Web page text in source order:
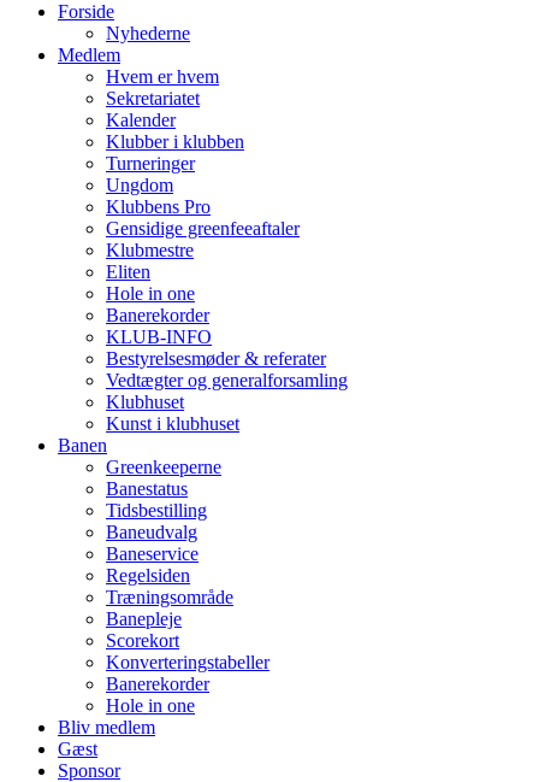
Forside
Nyhederne
Medlem
Hvem er hvem
Sekretariatet
Kalender
Klubber i klubben
Turneringer
Ungdom
Klubbens Pro
Gensidige greenfeeaftaler
Klubmestre
Eliten
Hole in one
Banerekorder
KLUB-INFO
Bestyrelsesmøder & referater
Vedtægter og generalforsamling
Klubhuset
Kunst i klubhuset
Banen
Greenkeeperne
Banestatus
Tidsbestilling
Baneudvalg
Baneservice
Regelsiden
Træningsområde
Banepleje
Scorekort
Konverteringstabeller
Banerekorder
Hole in one
Bliv medlem
Gæst
Sponsor